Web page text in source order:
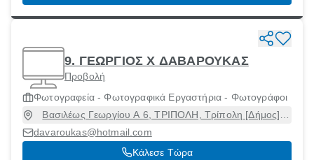
9. ΓΕΩΡΓΙΟΣ Χ ΔΑΒΑΡΟΥΚΑΣ
Προβολή
Φωτογραφεία - Φωτογραφικά Εργαστήρια - Φωτογράφοι
Βασιλέως Γεωργίου Α 6, ΤΡΙΠΟΛΗ, Τρίπολη [Δήμος],
Αρκαδία, 22100
davaroukas@hotmail.com
Κάλεσε Τώρα